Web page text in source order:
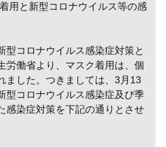
用と新型コロナウイルス等の感
型コロナウイルス感染症対策と
労働省より、マスク着用は、個
ました。つきましては、3月13
型コロナウイルス感染症及び季
感染症対策を下記の通りとさせ